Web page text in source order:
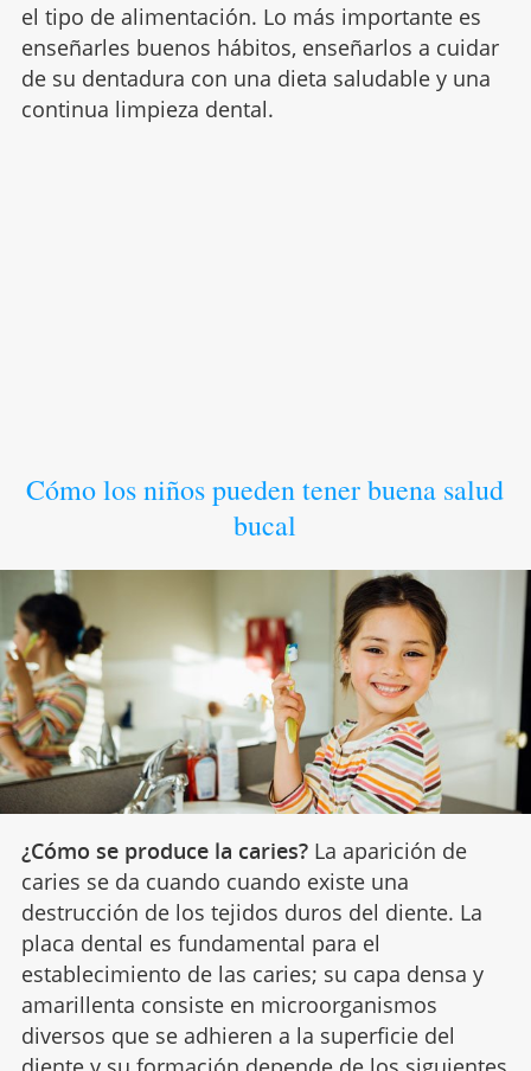
el tipo de alimentación. Lo más importante es
enseñarles buenos hábitos, enseñarlos a cuidar
de su dentadura con una dieta saludable y una
continua limpieza dental.
Cómo los niños pueden tener buena salud
bucal
¿Cómo se produce la caries?La aparición de
caries se da cuando cuando existe una
destrucción de los tejidos duros del diente. La
placa dental es fundamental para el
establecimiento de las caries; su capa densa y
amarillenta consiste en microorganismos
diversos que se adhieren a la superficie del